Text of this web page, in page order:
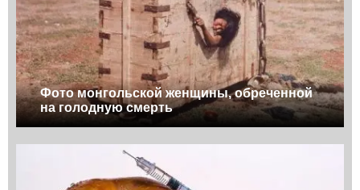
Фото монгольской женщины, обреченной
на голодную смерть